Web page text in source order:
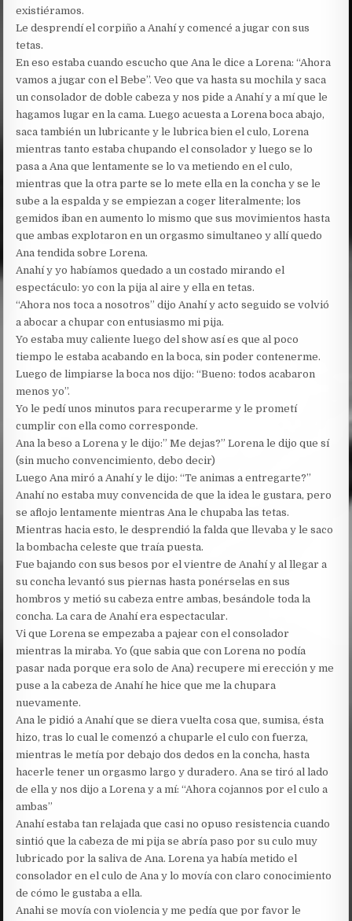
existiéramos.
Le desprendí el corpiño a Anahí y comencé a jugar con sus
tetas.
En eso estaba cuando escucho que Ana le dice a Lorena: “Ahora
vamos a jugar con el Bebe”. Veo que va hasta su mochila y saca
un consolador de doble cabeza y nos pide a Anahí y a mí que le
hagamos lugar en la cama. Luego acuesta a Lorena boca abajo,
saca también un lubricante y le lubrica bien el culo, Lorena
mientras tanto estaba chupando el consolador y luego se lo
pasa a Ana que lentamente se lo va metiendo en el culo,
mientras que la otra parte se lo mete ella en la concha y se le
sube a la espalda y se empiezan a coger literalmente; los
gemidos iban en aumento lo mismo que sus movimientos hasta
que ambas explotaron en un orgasmo simultaneo y allí quedo
Ana tendida sobre Lorena.
Anahí y yo habíamos quedado a un costado mirando el
espectáculo: yo con la pija al aire y ella en tetas.
“Ahora nos toca a nosotros” dijo Anahí y acto seguido se volvió
a abocar a chupar con entusiasmo mi pija.
Yo estaba muy caliente luego del show así es que al poco
tiempo le estaba acabando en la boca, sin poder contenerme.
Luego de limpiarse la boca nos dijo: “Bueno: todos acabaron
menos yo”.
Yo le pedí unos minutos para recuperarme y le prometí
cumplir con ella como corresponde.
Ana la beso a Lorena y le dijo:” Me dejas?” Lorena le dijo que sí
(sin mucho convencimiento, debo decir)
Luego Ana miró a Anahí y le dijo: “Te animas a entregarte?”
Anahí no estaba muy convencida de que la idea le gustara, pero
se aflojo lentamente mientras Ana le chupaba las tetas.
Mientras hacia esto, le desprendió la falda que llevaba y le saco
la bombacha celeste que traía puesta.
Fue bajando con sus besos por el vientre de Anahí y al llegar a
su concha levantó sus piernas hasta ponérselas en sus
hombros y metió su cabeza entre ambas, besándole toda la
concha. La cara de Anahí era espectacular.
Vi que Lorena se empezaba a pajear con el consolador
mientras la miraba. Yo (que sabia que con Lorena no podía
pasar nada porque era solo de Ana) recupere mi erección y me
puse a la cabeza de Anahí he hice que me la chupara
nuevamente.
Ana le pidió a Anahí que se diera vuelta cosa que, sumisa, ésta
hizo, tras lo cual le comenzó a chuparle el culo con fuerza,
mientras le metía por debajo dos dedos en la concha, hasta
hacerle tener un orgasmo largo y duradero. Ana se tiró al lado
de ella y nos dijo a Lorena y a mí: “Ahora cojannos por el culo a
ambas”
Anahí estaba tan relajada que casi no opuso resistencia cuando
sintió que la cabeza de mi pija se abría paso por su culo muy
lubricado por la saliva de Ana. Lorena ya había metido el
consolador en el culo de Ana y lo movía con claro conocimiento
de cómo le gustaba a ella.
Anahi se movía con violencia y me pedía que por favor le